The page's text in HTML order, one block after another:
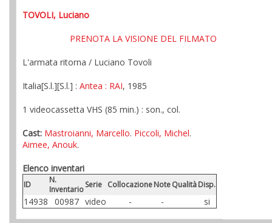
TOVOLI, Luciano
PRENOTA LA VISIONE DEL FILMATO
L'armata ritorna / Luciano Tovoli
Italia[S.l.][S.l.] : Antea : RAI, 1985
1 videocassetta VHS (85 min.) : son., col.
Cast: Mastroianni, Marcello. Piccoli, Michel.
Aimee, Anouk.
Elenco inventari
ID
N.
InventarioSerie CollocazioneNoteQualitàDisp.
14938 00987 video - - si